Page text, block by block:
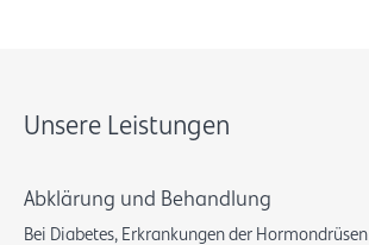
Unsere Leistungen
Abklärung und Behandlung
Bei Diabetes, Erkrankungen der Hormondrüsen